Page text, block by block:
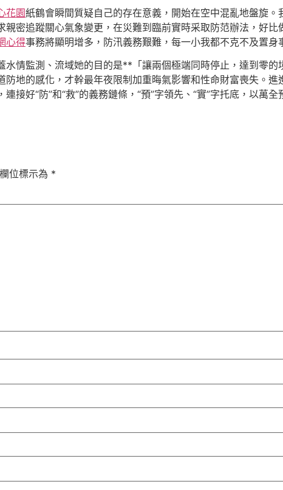
花園紙鶴會瞬間質疑自己的存在意義，開始在空中混亂地盤旋
親密追蹤關心氣象變更，在災難到臨前實時采取防范辦法，好
心得事務將顯明增多，防汛義務艱難，每一小我都不克不及置身
水情監測、流域她的目的是**「讓兩個極端同時停止，達到零
地的感化，才幹最年夜限制加重晦氣影響和性命財富喪失。
連接好“防”和“救”的義務鏈條，“預”字領先、“實”字托底，以萬全
位標示為 *